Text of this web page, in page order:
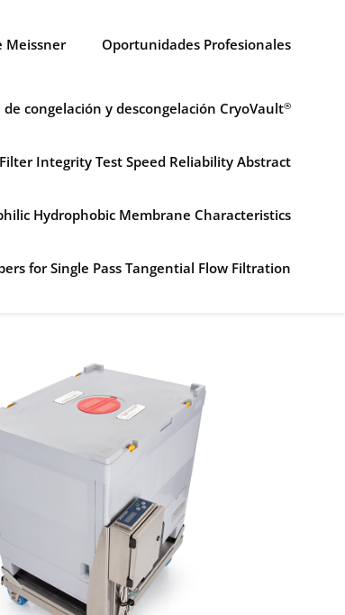
Meissner Oportunidades Profesionales
congelación y descongelación CryoVault®
Integrity Test Speed Reliability Abstract
Hydrophobic Membrane Characteristics
for Single Pass Tangential Flow Filtration